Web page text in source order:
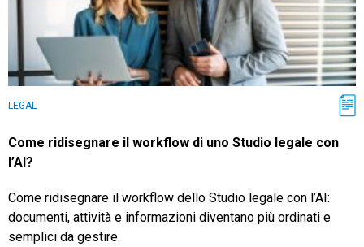
LEGAL
Come ridisegnare il workflow di uno Studio legale con
l’AI?
Come ridisegnare il workflow dello Studio legale con l’AI:
documenti, attività e informazioni diventano più ordinati e
semplici da gestire.